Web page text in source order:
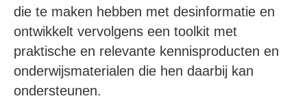
die te maken hebben met desinformatie en
ontwikkelt vervolgens een toolkit met
praktische en relevante kennisproducten en
onderwijsmaterialen die hen daarbij kan
ondersteunen.